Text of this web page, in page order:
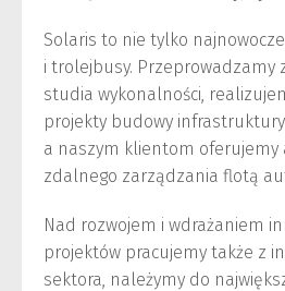
Solaris to nie tylko
i trolejbusy. Przeprowadzamy
studia wykonalności,
projekty budowy infrastruktury
a naszym klientom oferujemy
zdalnego zarządzania flotą
Nad rozwojem i wdrażaniem
projektów pracujemy także z
sektora, należymy do